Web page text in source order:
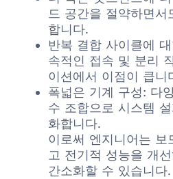
드 공간을 절약하면서
합니다.
반복 결합 사이클에
속적인 접속 및 분리
이션에서 이점이 큽니
폭넓은 기계 구성: 다
수 조합으로 시스템
화합니다.
이로써 엔지니어는
고 전기적 성능을 개
간소화할 수 있습니다.